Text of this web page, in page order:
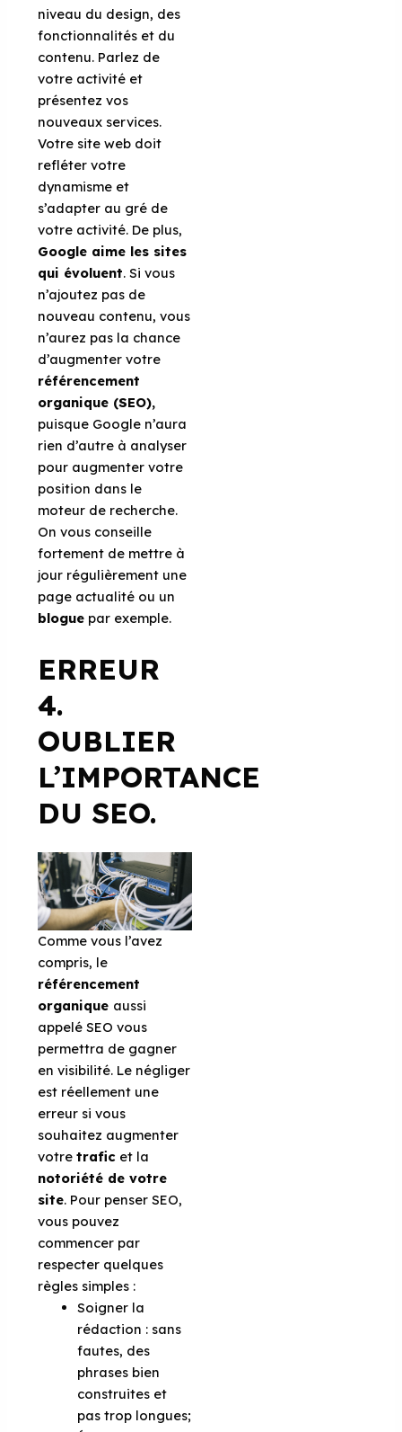
niveau du design, des
fonctionnalités et du
contenu. Parlez de
votre activité et
présentez vos
nouveaux services.
Votre site web doit
refléter votre
dynamisme et
s’adapter au gré de
votre activité. De plus,
Google aime les sites
qui évoluent. Si vous
n’ajoutez pas de
nouveau contenu, vous
n’aurez pas la chance
d’augmenter votre
référencement
organique (SEO),
puisque Google n’aura
rien d’autre à analyser
pour augmenter votre
position dans le
moteur de recherche.
On vous conseille
fortement de mettre à
jour régulièrement une
page actualité ou un
blogue par exemple.
ERREUR
4.
OUBLIER
L’IMPORTANCE
DU SEO.
Comme vous l’avez
compris, le
référencement
organique aussi
appelé SEO vous
permettra de gagner
en visibilité. Le négliger
est réellement une
erreur si vous
souhaitez augmenter
votretrafic et la
notoriété de votre
site. Pour penser SEO,
vous pouvez
commencer par
respecter quelques
règles simples :
Soigner la
rédaction : sans
fautes, des
phrases bien
construites et
pas trop longues;